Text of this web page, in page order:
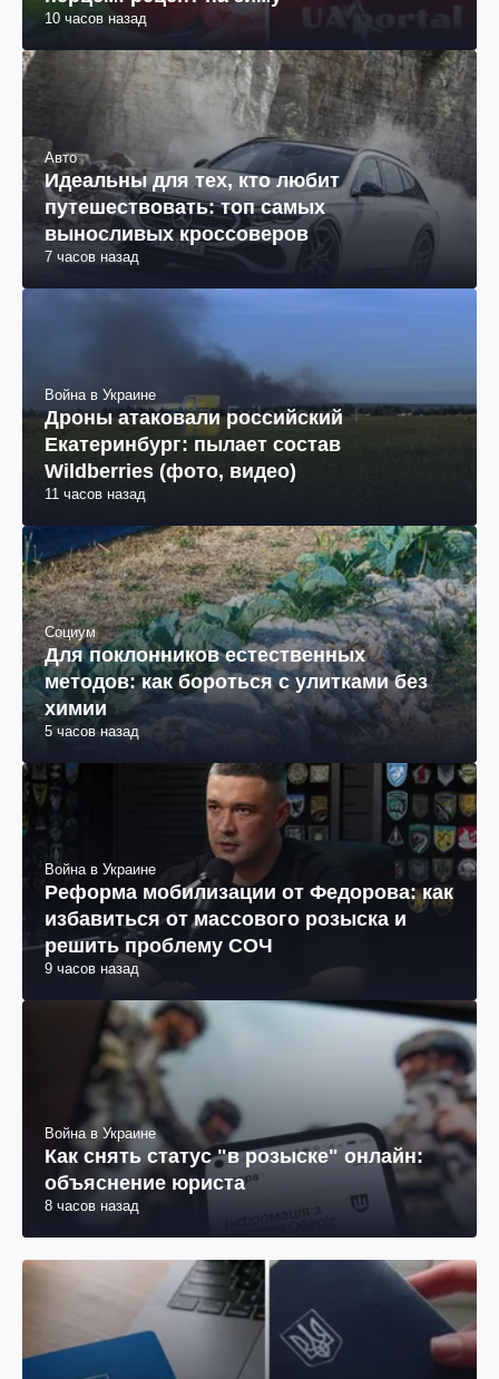
10 часов назад
Авто
Идеальны для тех, кто любит
путешествовать: топ самых
выносливых кроссоверов
7 часов назад
Война в Украине
Дроны атаковали российский
Екатеринбург: пылает состав
Wildberries (фото, видео)
11 часов назад
Социум
Для поклонников естественных
методов: как бороться с улитками без
химии
5 часов назад
Война в Украине
Реформа мобилизации от Федорова: как
избавиться от массового розыска и
решить проблему СОЧ
9 часов назад
Война в Украине
Как снять статус "в розыске" онлайн:
объяснение юриста
8 часов назад